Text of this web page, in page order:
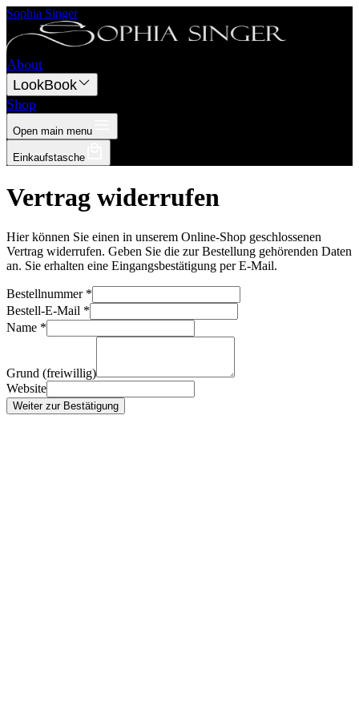
Sophia Singer
About
LookBook
Shop
Open main menu
Einkaufstasche
Vertrag widerrufen
Hier können Sie einen in unserem Online-Shop geschlossenen
Vertrag widerrufen. Geben Sie die zur Bestellung gehörenden Daten
an. Sie erhalten eine Eingangsbestätigung per E-Mail.
Bestellnummer *
Bestell-E-Mail *
Name *
Grund (freiwillig)
Website
Weiter zur Bestätigung